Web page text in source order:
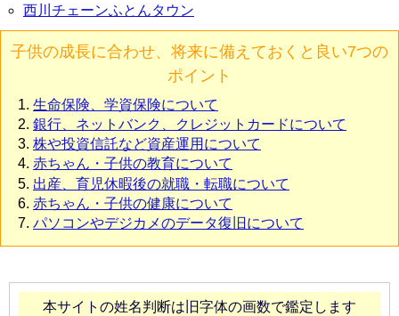
西川チェーンふとんタウン
子供の成長に合わせ、将来に備えておくと良い7つの
ポイント
生命保険、学資保険について
銀行、ネットバンク、クレジットカードについて
株や投資信託など資産運用について
赤ちゃん・子供の教育について
出産、育児休暇後の就職・転職について
赤ちゃん・子供の健康について
パソコンやデジカメのデータ復旧について
本サイトの姓名判断は旧字体の画数で鑑定します